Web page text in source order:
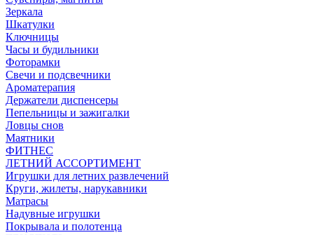
Зеркала
Шкатулки
Ключницы
Часы и будильники
Фоторамки
Свечи и подсвечники
Ароматерапия
Держатели диспенсеры
Пепельницы и зажигалки
Ловцы снов
Маятники
ФИТНЕС
ЛЕТНИЙ АССОРТИМЕНТ
Игрушки для летних развлечений
Круги, жилеты, нарукавники
Матрасы
Надувные игрушки
Покрывала и полотенца